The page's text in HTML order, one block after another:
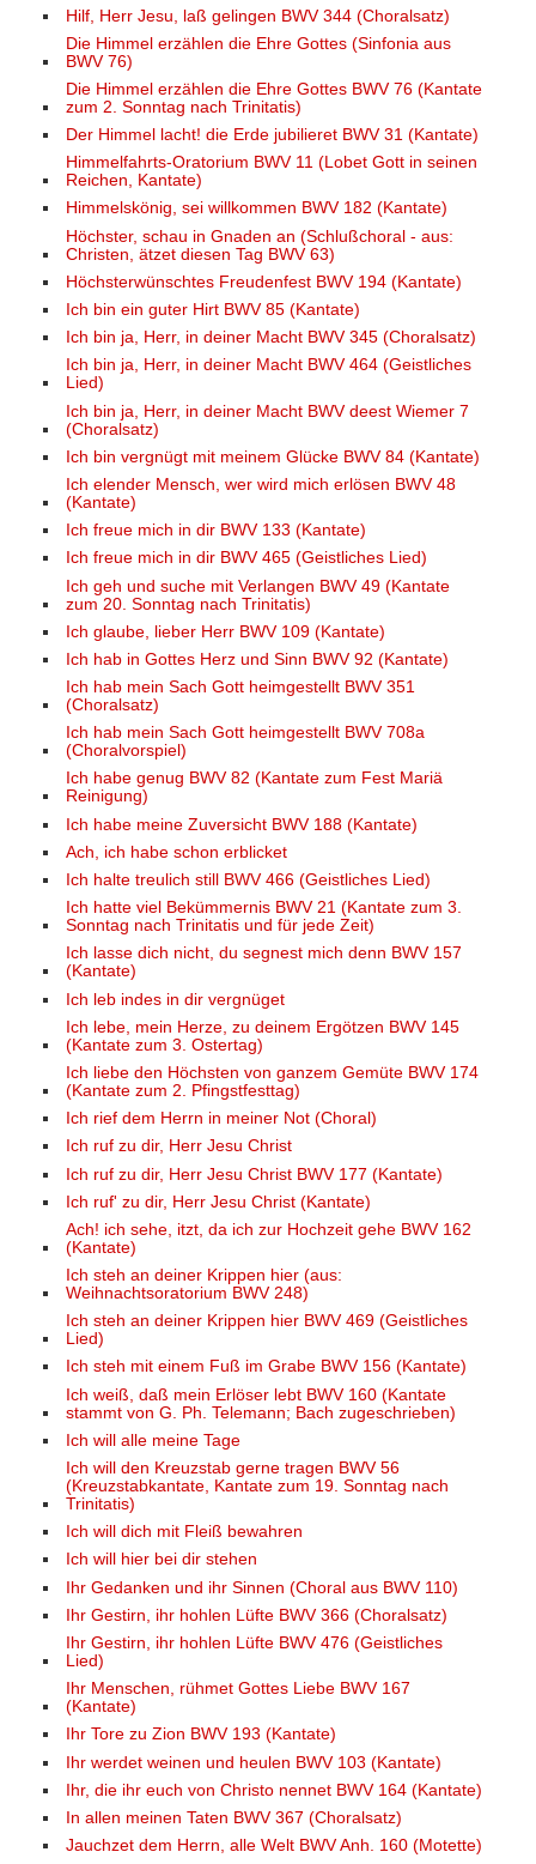
Hilf, Herr Jesu, laß gelingen BWV 344 (Choralsatz)
Die Himmel erzählen die Ehre Gottes (Sinfonia aus
BWV 76)
Die Himmel erzählen die Ehre Gottes BWV 76 (Kantate
zum 2. Sonntag nach Trinitatis)
Der Himmel lacht! die Erde jubilieret BWV 31 (Kantate)
Himmelfahrts-Oratorium BWV 11 (Lobet Gott in seinen
Reichen, Kantate)
Himmelskönig, sei willkommen BWV 182 (Kantate)
Höchster, schau in Gnaden an (Schlußchoral - aus:
Christen, ätzet diesen Tag BWV 63)
Höchsterwünschtes Freudenfest BWV 194 (Kantate)
Ich bin ein guter Hirt BWV 85 (Kantate)
Ich bin ja, Herr, in deiner Macht BWV 345 (Choralsatz)
Ich bin ja, Herr, in deiner Macht BWV 464 (Geistliches
Lied)
Ich bin ja, Herr, in deiner Macht BWV deest Wiemer 7
(Choralsatz)
Ich bin vergnügt mit meinem Glücke BWV 84 (Kantate)
Ich elender Mensch, wer wird mich erlösen BWV 48
(Kantate)
Ich freue mich in dir BWV 133 (Kantate)
Ich freue mich in dir BWV 465 (Geistliches Lied)
Ich geh und suche mit Verlangen BWV 49 (Kantate
zum 20. Sonntag nach Trinitatis)
Ich glaube, lieber Herr BWV 109 (Kantate)
Ich hab in Gottes Herz und Sinn BWV 92 (Kantate)
Ich hab mein Sach Gott heimgestellt BWV 351
(Choralsatz)
Ich hab mein Sach Gott heimgestellt BWV 708a
(Choralvorspiel)
Ich habe genug BWV 82 (Kantate zum Fest Mariä
Reinigung)
Ich habe meine Zuversicht BWV 188 (Kantate)
Ach, ich habe schon erblicket
Ich halte treulich still BWV 466 (Geistliches Lied)
Ich hatte viel Bekümmernis BWV 21 (Kantate zum 3.
Sonntag nach Trinitatis und für jede Zeit)
Ich lasse dich nicht, du segnest mich denn BWV 157
(Kantate)
Ich leb indes in dir vergnüget
Ich lebe, mein Herze, zu deinem Ergötzen BWV 145
(Kantate zum 3. Ostertag)
Ich liebe den Höchsten von ganzem Gemüte BWV 174
(Kantate zum 2. Pfingstfesttag)
Ich rief dem Herrn in meiner Not (Choral)
Ich ruf zu dir, Herr Jesu Christ
Ich ruf zu dir, Herr Jesu Christ BWV 177 (Kantate)
Ich ruf' zu dir, Herr Jesu Christ (Kantate)
Ach! ich sehe, itzt, da ich zur Hochzeit gehe BWV 162
(Kantate)
Ich steh an deiner Krippen hier (aus:
Weihnachtsoratorium BWV 248)
Ich steh an deiner Krippen hier BWV 469 (Geistliches
Lied)
Ich steh mit einem Fuß im Grabe BWV 156 (Kantate)
Ich weiß, daß mein Erlöser lebt BWV 160 (Kantate
stammt von G. Ph. Telemann; Bach zugeschrieben)
Ich will alle meine Tage
Ich will den Kreuzstab gerne tragen BWV 56
(Kreuzstabkantate, Kantate zum 19. Sonntag nach
Trinitatis)
Ich will dich mit Fleiß bewahren
Ich will hier bei dir stehen
Ihr Gedanken und ihr Sinnen (Choral aus BWV 110)
Ihr Gestirn, ihr hohlen Lüfte BWV 366 (Choralsatz)
Ihr Gestirn, ihr hohlen Lüfte BWV 476 (Geistliches
Lied)
Ihr Menschen, rühmet Gottes Liebe BWV 167
(Kantate)
Ihr Tore zu Zion BWV 193 (Kantate)
Ihr werdet weinen und heulen BWV 103 (Kantate)
Ihr, die ihr euch von Christo nennet BWV 164 (Kantate)
In allen meinen Taten BWV 367 (Choralsatz)
Jauchzet dem Herrn, alle Welt BWV Anh. 160 (Motette)